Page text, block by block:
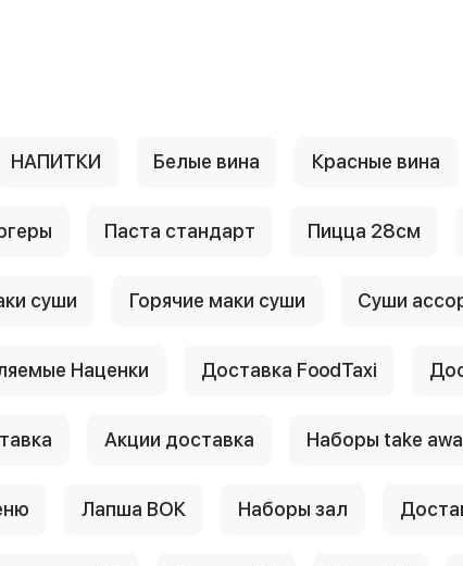
НАПИТКИ Белые вина Красные вина
Паста стандарт Пицца 28см
суши Горячие маки суши Суши
Наценки Доставка FoodTaxi
Акции доставка Наборы take
Лапша ВОК Наборы зал